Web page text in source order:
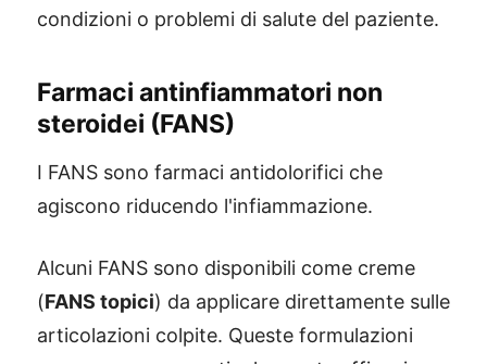
condizioni o problemi di salute del paziente.
Farmaci antinfiammatori non
steroidei (FANS)
I FANS sono farmaci antidolorifici che
agiscono riducendo l'infiammazione.
Alcuni FANS sono disponibili come creme
(FANS topici) da applicare direttamente sulle
articolazioni colpite. Queste formulazioni